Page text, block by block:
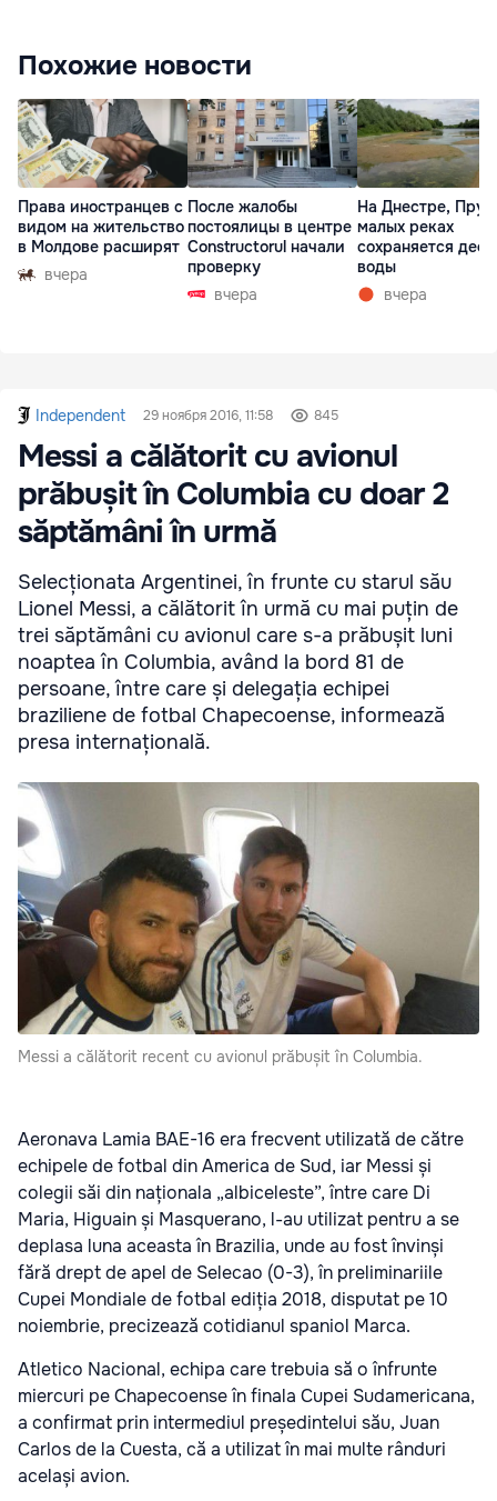
Похожие новости
Права иностранцев с
видом на жительство
в Молдове расширят
вчера
После жалобы
постоялицы в центре
Constructorul начали
проверку
вчера
На Днестре,
малых реках
сохраняется
воды
вчера
Independent 29 ноября 2016, 11:58 845
Messi a călătorit cu avionul
prăbușit în Columbia cu doar 2
săptămâni în urmă
Selecționata Argentinei, în frunte cu starul său
Lionel Messi, a călătorit în urmă cu mai puțin de
trei săptămâni cu avionul care s-a prăbușit luni
noaptea în Columbia, având la bord 81 de
persoane, între care și delegația echipei
braziliene de fotbal Chapecoense, informează
presa internațională.
Messi a călătorit recent cu avionul prăbușit în Columbia.
Aeronava Lamia BAE-16 era frecvent utilizată de către
echipele de fotbal din America de Sud, iar Messi și
colegii săi din naționala „albiceleste”, între care Di
Maria, Higuain și Masquerano, l-au utilizat pentru a se
deplasa luna aceasta în Brazilia, unde au fost învinși
fără drept de apel de Selecao (0-3), în preliminariile
Cupei Mondiale de fotbal ediția 2018, disputat pe 10
noiembrie, precizează cotidianul spaniol Marca.
Atletico Nacional, echipa care trebuia să o înfrunte
miercuri pe Chapecoense în finala Cupei Sudamericana,
a confirmat prin intermediul președintelui său, Juan
Carlos de la Cuesta, că a utilizat în mai multe rânduri
același avion.